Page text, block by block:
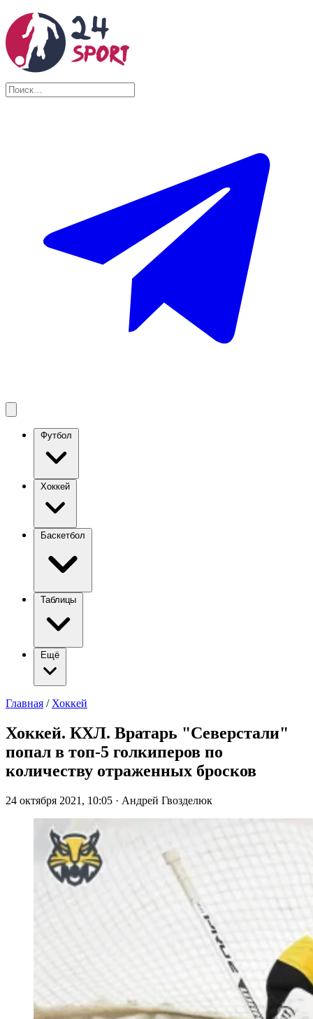
Футбол
Хоккей
Баскетбол
Таблицы
Ещё
Главная / Хоккей
Хоккей. КХЛ. Вратарь "Северстали"
попал в топ-5 голкиперов по
количеству отраженных бросков
24 октября 2021, 10:05 · Андрей Гвозделюк